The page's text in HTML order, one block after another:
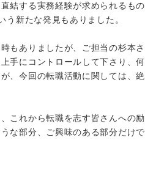
結する実務経験が求められるもの
新たな発見もありました。
もありましたが、ご担当の杉本さ
手にコントロールして下さり、何
、今回の転職活動に関しては、絶
これから転職を志す皆さんへの励
な部分、ご興味のある部分だけで